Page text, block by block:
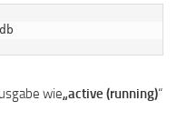
wie„active (running)“